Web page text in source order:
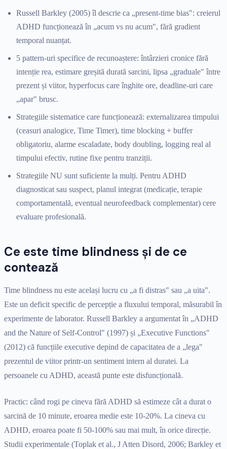
Russell Barkley (2005) îl descrie ca „present-time bias": creierul
ADHD funcționează în „acum vs nu acum", fără gradient
temporal nuanțat.
5 pattern-uri specifice de recunoaștere: întârzieri cronice fără
intenție rea, estimare greșită durată sarcini, lipsa „graduale" între
prezent și viitor, hyperfocus care înghite ore, deadline-uri care
„apar" brusc.
Strategiile sistematice care funcționează: externalizarea timpului
(ceasuri analogice, Time Timer), time blocking + buffer
obligatoriu, alarme escaladate, body doubling, logging real al
timpului efectiv, rutine fixe pentru tranziții.
Strategiile NU sunt suficiente la mulți. Pentru ADHD
diagnosticat sau suspect, planul integrat (medicație, terapie
comportamentală, eventual neurofeedback complementar) cere
evaluare profesională.
Ce este time blindness și de ce
contează
Time blindness nu este același lucru cu „a fi distras" sau „a uita".
Este un deficit specific de percepție a fluxului temporal, măsurabil în
experimente de laborator. Russell Barkley a argumentat în „ADHD
and the Nature of Self-Control" (1997) și „Executive Functions"
(2012) că funcțiile executive depind de capacitatea de a „lega"
prezentul de viitor printr-un sentiment intern al duratei. La
persoanele cu ADHD, această punte este disfuncțională.
Practic: când rogi pe cineva fără ADHD să estimeze cât a durat o
sarcină de 10 minute, eroarea medie este 10-20%. La cineva cu
ADHD, eroarea poate fi 50-100% sau mai mult, în orice direcție.
Studii experimentale (Toplak et al., J Atten Disord, 2006; Barkley et